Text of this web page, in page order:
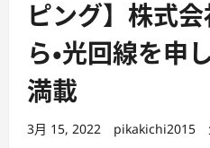
ピング】株式
ら・光回線を申
満載
3月 15, 2022 pikakichi2015